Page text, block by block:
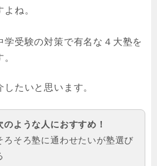
ね。
学受験の対策で有名な４大塾を
たいと思います。
のような人におすすめ！
ろそろ塾に通わせたいが塾選び
でいる